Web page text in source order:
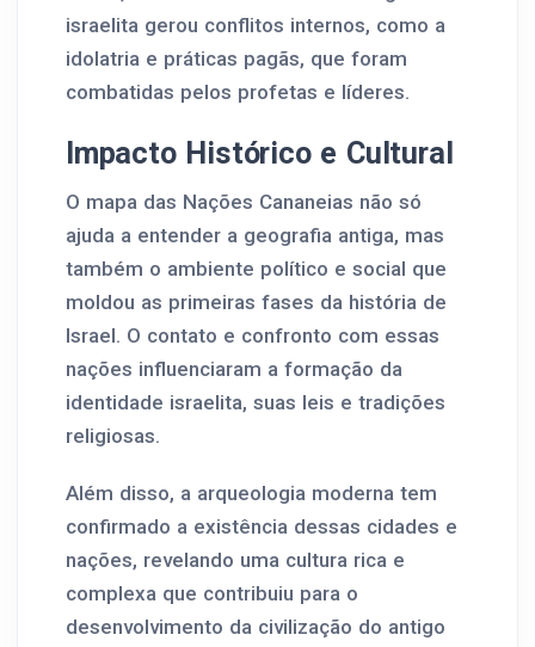
israelita gerou conflitos internos, como a
idolatria e práticas pagãs, que foram
combatidas pelos profetas e líderes.
Impacto Histórico e Cultural
O mapa das Nações Cananeias não só
ajuda a entender a geografia antiga, mas
também o ambiente político e social que
moldou as primeiras fases da história de
Israel. O contato e confronto com essas
nações influenciaram a formação da
identidade israelita, suas leis e tradições
religiosas.
Além disso, a arqueologia moderna tem
confirmado a existência dessas cidades e
nações, revelando uma cultura rica e
complexa que contribuiu para o
desenvolvimento da civilização do antigo